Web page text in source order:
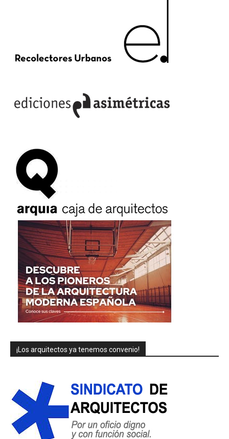
¡Los arquitectos ya tenemos convenio!